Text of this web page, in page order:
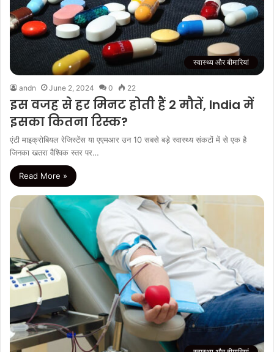
स्वास्थ्य और बीमारियां
andn June 2, 2024 0 22
इस वजह से हर मिनट होती हैं 2 मौतें, India में
इसका कितना रिस्क?
एंटी माइक्रोबियल रेजिस्टेंस या एएमआर उन 10 सबसे बड़े स्वास्थ्य संकटों में से एक है
जिनका खतरा वैश्विक स्तर पर…
Read More »